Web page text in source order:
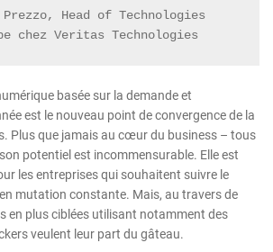
Head of Technologies
chez Veritas Technologies
basée sur la demande et
est le nouveau point de convergence de la
Plus que jamais au cœur du business – tous
potentiel est incommensurable. Elle est
les entreprises qui souhaitent suivre le
mutation constante. Mais, au travers de
en plus ciblées utilisant notamment des
veulent leur part du gâteau.